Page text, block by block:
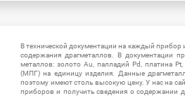
В технической документации на каждый прибор
содержания драгметаллов. В документации
металлов: золото Au, палладий Pd, платина
(МПГ) на единицу изделия. Данные
поэтому имеют столь высокую цену. У нас на
приборов и получить сведения о содержании